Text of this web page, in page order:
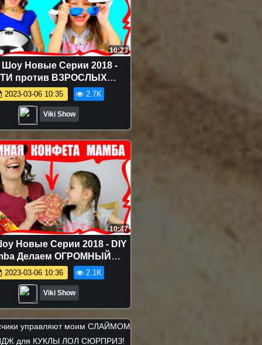
10:23
Шоу Новые Серии 2018 -
против ВЗРОСЛЫХ
Что ЛУЧШЕ Вика против
Мамы / Вики Шоу
2023-03-06 10:35 2.7K
Viki Show
10:47
Новые Серии 2018 - DIY
Делаем ОГРОМНЫЙ
из Жевательных Конфет
Мамба / Вики Шоу
2023-03-06 10:36 2.1K
Viki Show